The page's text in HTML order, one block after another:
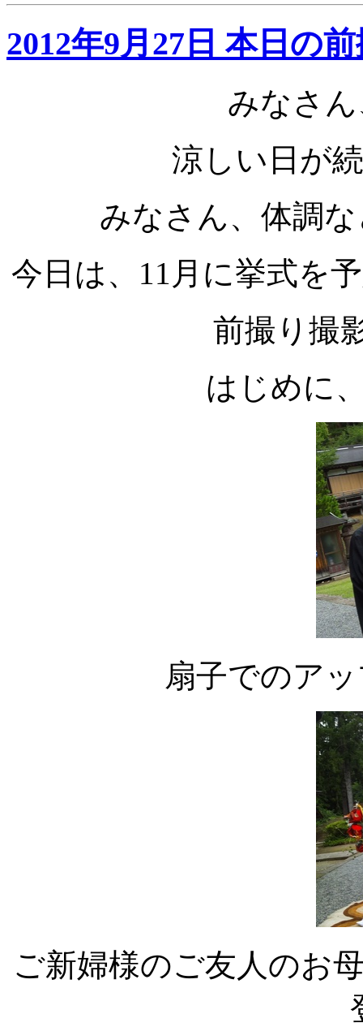
2012年9月27日 本日の
みなさ
涼しい日が
みなさん、体調
今日は、11月に挙式を
前撮り撮
はじめに
扇子でのア
ご新婦様のご友人のお